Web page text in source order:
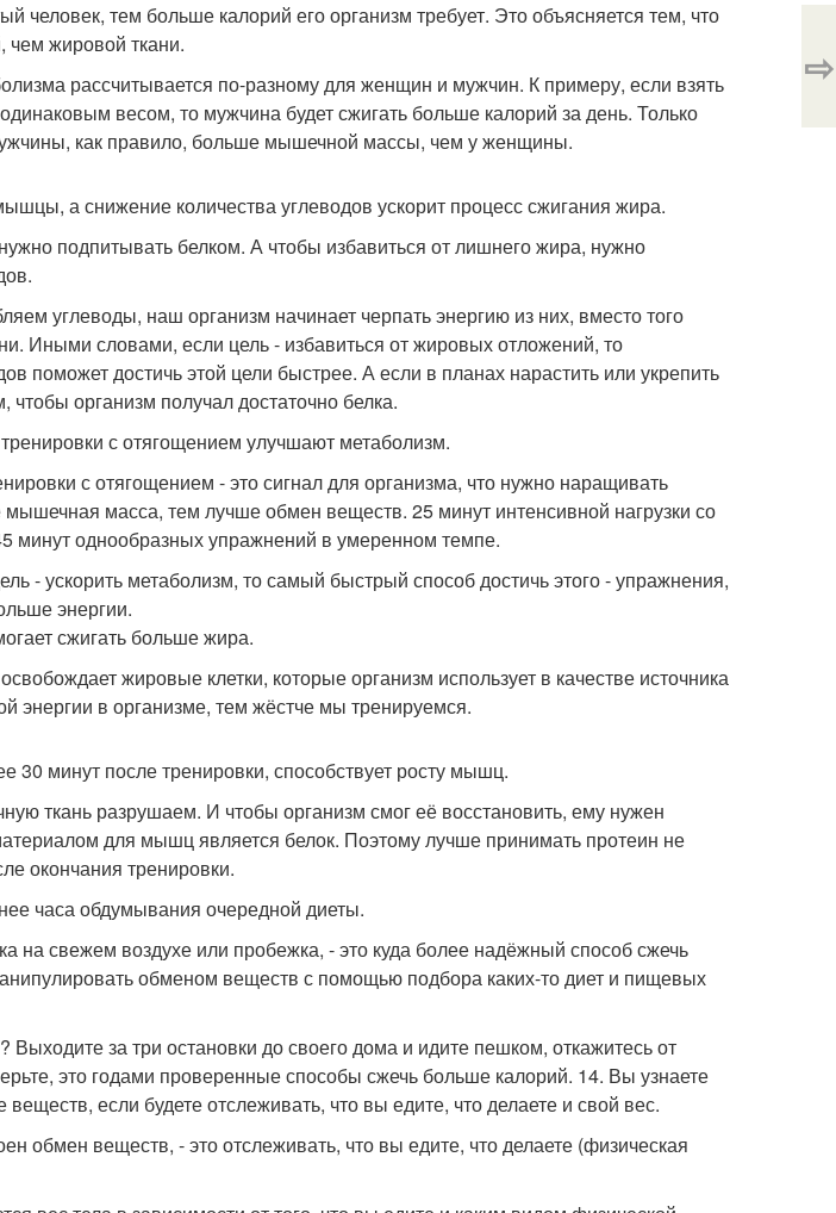
человек, тем больше калорий его организм требует. Это объясняется тем, что
жировой ткани.
рассчитывается по-разному для женщин и мужчин. К примеру, если взять
весом, то мужчина будет сжигать больше калорий за день. Только
как правило, больше мышечной массы, чем у женщины.
а снижение количества углеводов ускорит процесс сжигания жира.
подпитывать белком. А чтобы избавиться от лишнего жира, нужно
углеводы, наш организм начинает черпать энергию из них, вместо того
Иными словами, если цель - избавиться от жировых отложений, то
поможет достичь этой цели быстрее. А если в планах нарастить или укрепить
организм получал достаточно белка.
с отягощением улучшают метаболизм.
с отягощением - это сигнал для организма, что нужно наращивать
масса, тем лучше обмен веществ. 25 минут интенсивной нагрузки со
минут однообразных упражнений в умеренном темпе.
- ускорить метаболизм, то самый быстрый способ достичь этого - упражнения,
энергии.
сжигать больше жира.
жировые клетки, которые организм использует в качестве источника
энергии в организме, тем жёстче мы тренируемся.
30 минут после тренировки, способствует росту мышц.
ткань разрушаем. И чтобы организм смог её восстановить, ему нужен
для мышц является белок. Поэтому лучше принимать протеин не
окончания тренировки.
часа обдумывания очередной диеты.
на свежем воздухе или пробежка, - это куда более надёжный способ сжечь
обменом веществ с помощью подбора каких-то диет и пищевых
Выходите за три остановки до своего дома и идите пешком, откажитесь от
это годами проверенные способы сжечь больше калорий. 14. Вы узнаете
если будете отслеживать, что вы едите, что делаете и свой вес.
обмен веществ, - это отслеживать, что вы едите, что делаете (физическая
⇨